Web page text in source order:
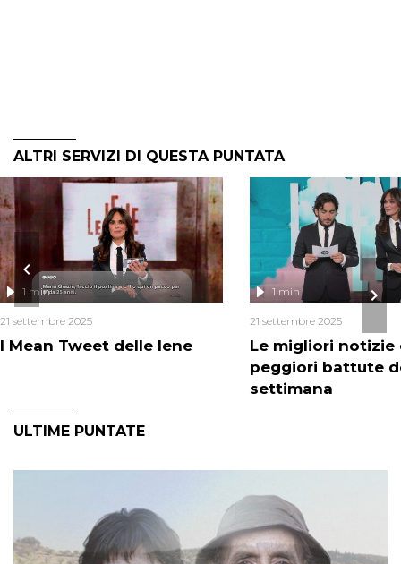
ALTRI SERVIZI DI QUESTA PUNTATA
I Mean Tweet delle Iene
1 min
21 settembre 2025
Le migliori notizie
peggiori battute
settimana
1 min
21 settembre 2025
ULTIME PUNTATE